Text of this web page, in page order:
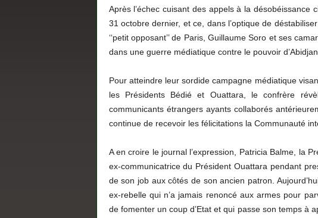
Après l’échec cuisant des appels à la désobéissance
31 octobre dernier, et ce, dans l’optique de
‘‘petit opposant’’ de Paris, Guillaume Soro et ses
dans une guerre médiatique contre le pouvoir d’Abidjan.
Pour atteindre leur sordide campagne médiatique
les Présidents Bédié et Ouattara, le confrère
communicants étrangers ayants collaborés
continue de recevoir les félicitations la Communauté
A en croire le journal l’expression, Patricia Balme, la
ex-communicatrice du Président Ouattara pendant
de son job aux côtés de son ancien patron.
ex-rebelle qui n’a jamais renoncé aux armes pour
de fomenter un coup d’Etat et qui passe son temps à